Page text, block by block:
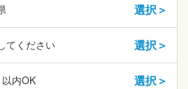
選択＞
てください 選択＞
内OK 選択＞